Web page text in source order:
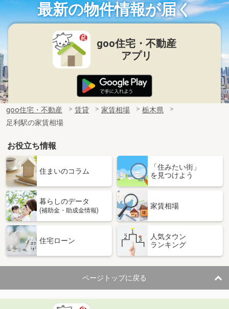
最新の物件情報が届く
goo住宅・不動産
アプリ
goo住宅・不動産 賃貸 家賃相場
栃木県
足利駅の家賃相場
お役立ち情報
住まいのコラム
「住みたい街」
を見つけよう
暮らしのデータ
(補助金・助成金情報)
家賃相場
住宅ローン
人気タウン
ランキング
ページトップに戻る